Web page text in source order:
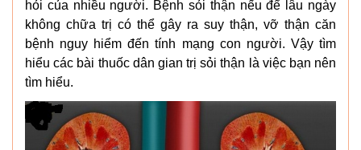
hỏi của nhiều người. Bệnh sỏi thận nếu để lâu ngày
không chữa trị có thể gây ra suy thận, vỡ thận căn
bệnh nguy hiểm đến tính mạng con người. Vậy tìm
hiểu các bài thuốc dân gian trị sỏi thận là việc bạn nên
tìm hiểu.